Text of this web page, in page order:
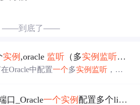
——到底了——
实例 ,oracle 监听 （多实例 监听配置
Oracle中配置一个多实例 监听 ，包
骤。
口_Oracle一个实例配置多个listener或多个端口